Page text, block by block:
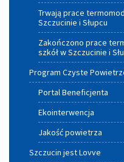
Trwają prace
Szczucinie i Słupcu
Zakończono prace
szkół w Szczucinie i
Program Czyste
Portal Beneficjenta
Ekointerwencja
Jakość powietrza
Szczucin jest Lovve